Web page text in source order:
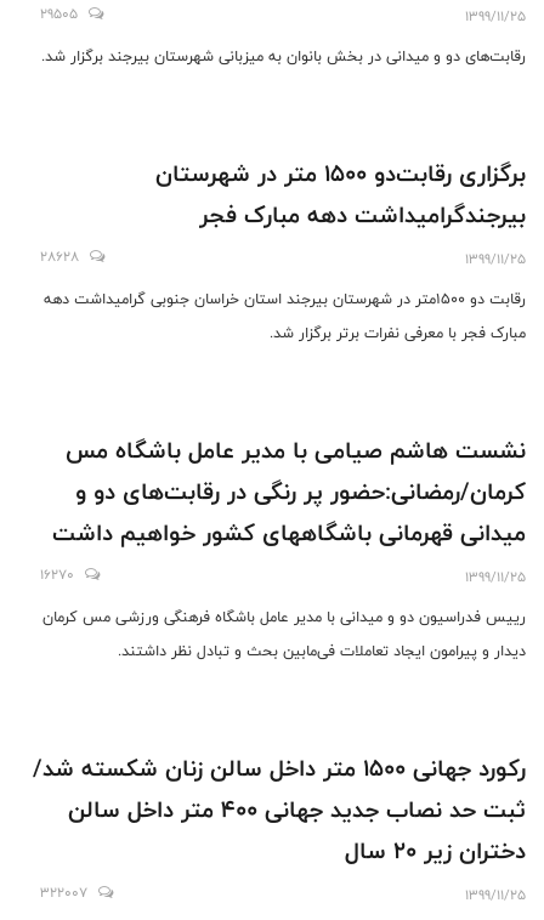
1399/11/25
29505
رقابت‌های دو و میدانی در بخش بانوان به میزبانی شهرستان بیرجند برگزار شد.
برگزاری رقابت‌دو ۱۵۰۰ متر در شهرستان
بیرجندگرامیداشت دهه مبارک فجر
1399/11/25
28628
رقابت‌ دو ۱۵۰۰متر در شهرستان بیرجند استان خراسان جنوبی گرامیداشت دهه
مبارک فجر با معرفی نفرات برتر برگزار شد.
نشست هاشم صیامی با مدیر عامل باشگاه مس
کرمان/رمضانی:حضور پر رنگی در رقابت‌های دو و
میدانی قهرمانی باشگاههای کشور خواهیم داشت
1399/11/25
16270
رییس فدراسیون دو و میدانی با مدیر عامل باشگاه فرهنگی ورزشی مس کرمان
دیدار و پیرامون ایجاد تعاملات فی‌مابین بحث و تبادل نظر داشتند.
رکورد جهانی ۱۵۰۰ متر داخل سالن زنان شکسته شد/
ثبت حد نصاب جدید جهانی ۴۰۰ متر داخل سالن
دختران زیر ۲۰ سال
1399/11/25
322007